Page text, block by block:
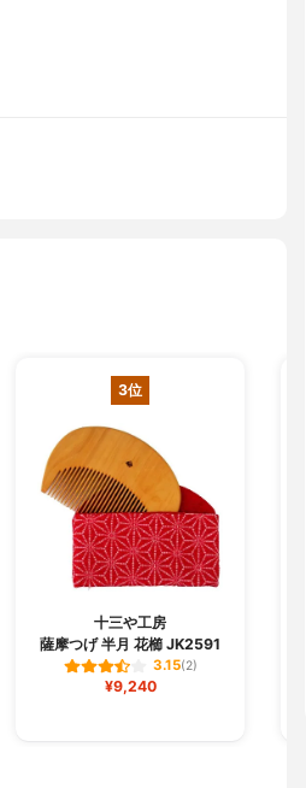
3位
十三や工房
薩摩つげ 半月 花櫛 JK2591
3.15(2)
¥9,240